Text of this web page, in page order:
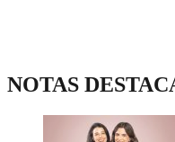
NOTAS